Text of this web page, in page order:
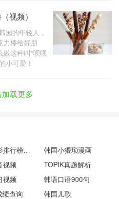
视频）
国的年轻人，
力棒给好朋
这种叫“呗呗
小可爱！
加载更多
韩国电影排行榜前十名
韩国小猥琐漫画
视频
TOPIK真题解析
视频
韩语口语900句
绩查询
韩国儿歌